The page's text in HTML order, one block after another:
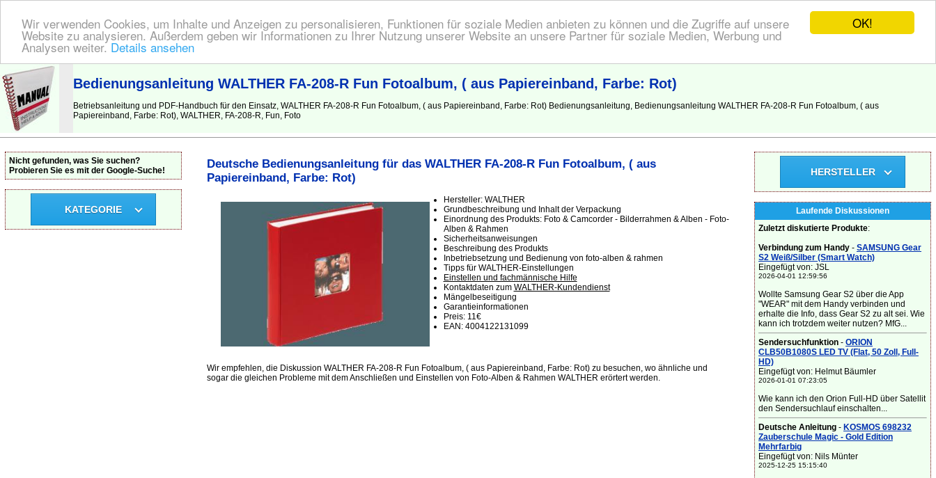
OK!
Wir verwenden Cookies, um Inhalte und Anzeigen zu personalisieren, Funktionen für soziale Medien anbieten zu können und die Zugriffe auf unsere
Website zu analysieren. Außerdem geben wir Informationen zu Ihrer Nutzung unserer Website an unsere Partner für soziale Medien, Werbung und
Analysen weiter. Details ansehen
BEDIENUNGSANLEITUNG | Hier finden Sie die deutsche Anleitung!
Bedienungsanleitung WALTHER FA-208-R Fun Fotoalbum, ( aus Papiereinband, Farbe: Rot)
Betriebsanleitung und PDF-Handbuch für den Einsatz, WALTHER FA-208-R Fun Fotoalbum, ( aus Papiereinband, Farbe: Rot) Bedienungsanleitung, Bedienungsanleitung WALTHER FA-208-R Fun Fotoalbum, ( aus
Papiereinband, Farbe: Rot), WALTHER, FA-208-R, Fun, Foto
Deutsche Bedienungsanleitung für das WALTHER FA-208-R Fun Fotoalbum, ( aus
Papiereinband, Farbe: Rot)
Hersteller: WALTHER
Grundbeschreibung und Inhalt der Verpackung
Einordnung des Produkts: Foto & Camcorder - Bilderrahmen & Alben - Foto-
Alben & Rahmen
Sicherheitsanweisungen
Beschreibung des Produkts
Inbetriebsetzung und Bedienung von foto-alben & rahmen
Tipps für WALTHER-Einstellungen
Einstellen und fachmännische Hilfe
Kontaktdaten zum WALTHER-Kundendienst
Mängelbeseitigung
Garantieinformationen
Preis: 11€
EAN: 4004122131099
Wir empfehlen, die Diskussion WALTHER FA-208-R Fun Fotoalbum, ( aus Papiereinband, Farbe: Rot) zu besuchen, wo ähnliche und
sogar die gleichen Probleme mit dem Anschließen und Einstellen von Foto-Alben & Rahmen WALTHER erörtert werden.
Nicht gefunden, was Sie suchen?
Probieren Sie es mit der Google-Suche!
KATEGORIE
HERSTELLER
Laufende Diskussionen
Zuletzt diskutierte Produkte:
Verbindung zum Handy - SAMSUNG Gear
S2 Weiß/Silber (Smart Watch)
Eingefügt von: JSL
2026-04-01 12:59:56
Wollte Samsung Gear S2 über die App
"WEAR" mit dem Handy verbinden und
erhalte die Info, dass Gear S2 zu alt sei. Wie
kann ich trotzdem weiter nutzen? MfG...
Sendersuchfunktion - ORION
CLB50B1080S LED TV (Flat, 50 Zoll, Full-
HD)
Eingefügt von: Helmut Bäumler
2026-01-01 07:23:05
Wie kann ich den Orion Full-HD über Satellit
den Sendersuchlauf einschalten...
Deutsche Anleitung - KOSMOS 698232
Zauberschule Magic - Gold Edition
Mehrfarbig
Eingefügt von: Nils Münter
2025-12-25 15:15:40